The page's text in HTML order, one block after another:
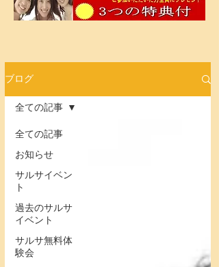
ブログ
全ての記事
お知らせ
サルサイベン
ト
過去のサルサ
イベント
サルサ無料体
験会
全ての記事